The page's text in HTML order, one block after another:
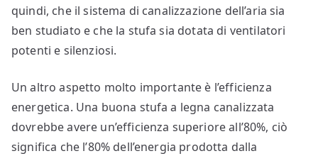
quindi, che il sistema di canalizzazione dell’aria sia
ben studiato e che la stufa sia dotata di ventilatori
potenti e silenziosi.
Un altro aspetto molto importante è l’efficienza
energetica. Una buona stufa a legna canalizzata
dovrebbe avere un’efficienza superiore all’80%, ciò
significa che l’80% dell’energia prodotta dalla